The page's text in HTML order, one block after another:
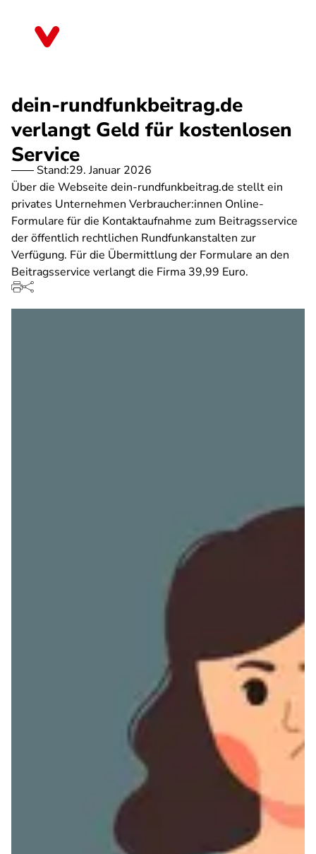
dein-rundfunkbeitrag.de
verlangt Geld für kostenlosen
Service
Stand:29. Januar 2026
Über die Webseite dein-rundfunkbeitrag.de stellt ein
privates Unternehmen Verbraucher:innen Online-
Formulare für die Kontaktaufnahme zum Beitragsservice
der öffentlich rechtlichen Rundfunkanstalten zur
Verfügung. Für die Übermittlung der Formulare an den
Beitragsservice verlangt die Firma 39,99 Euro.